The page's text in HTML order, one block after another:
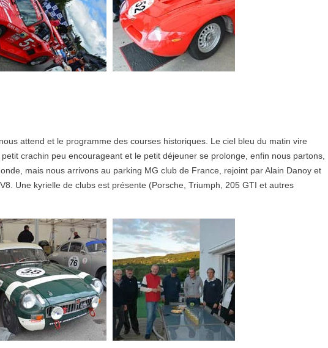
nous attend et le programme des courses historiques. Le ciel bleu du matin vire
crachin peu encourageant et le petit déjeuner se prolonge, enfin nous partons,
mais nous arrivons au parking MG club de France, rejoint par Alain Danoy et
Une kyrielle de clubs est présente (Porsche, Triumph, 205 GTI et autres